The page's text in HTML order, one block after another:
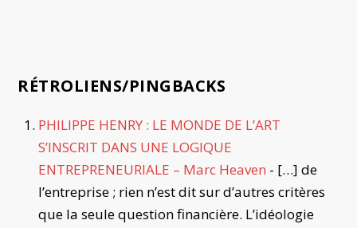
RÉTROLIENS/PINGBACKS
PHILIPPE HENRY : LE MONDE DE L’ART
S’INSCRIT DANS UNE LOGIQUE
ENTREPRENEURIALE – Marc Heaven - […] de
l’entreprise ; rien n’est dit sur d’autres critères
que la seule question financière. L’idéologie